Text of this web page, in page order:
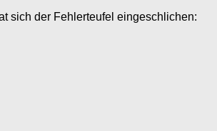
sich der Fehlerteufel eingeschlichen: